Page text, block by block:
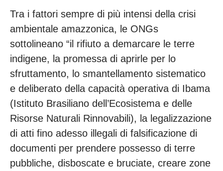
Tra i fattori sempre di più intensi della crisi
ambientale amazzonica, le ONGs
sottolineano “il rifiuto a demarcare le terre
indigene, la promessa di aprirle per lo
sfruttamento, lo smantellamento sistematico
e deliberato della capacità operativa di Ibama
(Istituto Brasiliano dell’Ecosistema e delle
Risorse Naturali Rinnovabili), la legalizzazione
di atti fino adesso illegali di falsificazione di
documenti per prendere possesso di terre
pubbliche, disboscate e bruciate, creare zone